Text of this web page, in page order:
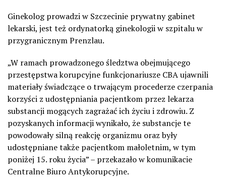
Ginekolog prowadzi w Szczecinie prywatny gabinet
lekarski, jest też ordynatorką ginekologii w szpitalu w
przygranicznym Prenzlau.
„W ramach prowadzonego śledztwa obejmującego
przestępstwa korupcyjne funkcjonariusze CBA ujawnili
materiały świadczące o trwającym procederze czerpania
korzyści z udostępniania pacjentkom przez lekarza
substancji mogących zagrażać ich życiu i zdrowiu. Z
pozyskanych informacji wynikało, że substancje te
powodowały silną reakcję organizmu oraz były
udostępniane także pacjentkom małoletnim, w tym
poniżej 15. roku życia” – przekazało w komunikacie
Centralne Biuro Antykorupcyjne.